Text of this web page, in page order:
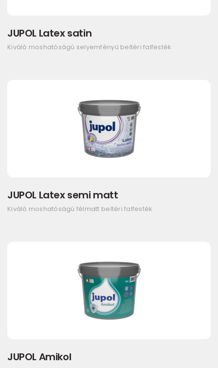
JUPOL Latex satin
Kiváló moshatóságú selyemfényű beltéri falfesték
JUPOL Latex semi matt
Kiváló moshatóságú félmatt beltéri falfesték
JUPOL Amikol